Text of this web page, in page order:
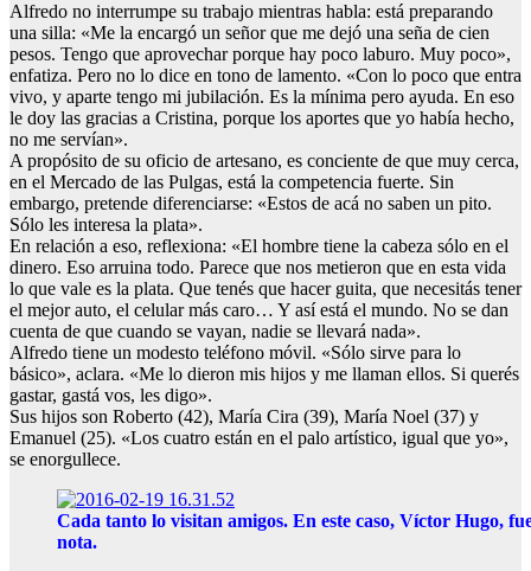
Alfredo no interrumpe su trabajo mientras habla: está preparando
una silla: «Me la encargó un señor que me dejó una seña de cien
pesos. Tengo que aprovechar porque hay poco laburo. Muy poco»,
enfatiza. Pero no lo dice en tono de lamento. «Con lo poco que entra
vivo, y aparte tengo mi jubilación. Es la mínima pero ayuda. En eso
le doy las gracias a Cristina, porque los aportes que yo había hecho,
no me servían».
A propósito de su oficio de artesano, es conciente de que muy cerca,
en el Mercado de las Pulgas, está la competencia fuerte. Sin
embargo, pretende diferenciarse: «Estos de acá no saben un pito.
Sólo les interesa la plata».
En relación a eso, reflexiona: «El hombre tiene la cabeza sólo en el
dinero. Eso arruina todo. Parece que nos metieron que en esta vida
lo que vale es la plata. Que tenés que hacer guita, que necesitás tener
el mejor auto, el celular más caro… Y así está el mundo. No se dan
cuenta de que cuando se vayan, nadie se llevará nada».
Alfredo tiene un modesto teléfono móvil. «Sólo sirve para lo
básico», aclara. «Me lo dieron mis hijos y me llaman ellos. Si querés
gastar, gastá vos, les digo».
Sus hijos son Roberto (42), María Cira (39), María Noel (37) y
Emanuel (25). «Los cuatro están en el palo artístico, igual que yo»,
se enorgullece.
Cada tanto lo visitan amigos. En este caso, Víctor Hugo,
nota.